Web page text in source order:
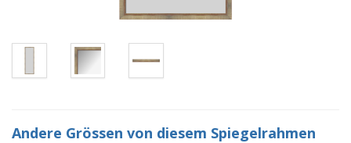
Andere Grössen von diesem Spiegelrahmen